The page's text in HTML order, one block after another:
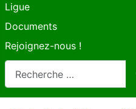
Ligue
Documents
Rejoignez-nous !